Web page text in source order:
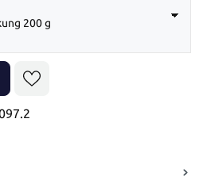
200 g
Wert ein oder benutze die